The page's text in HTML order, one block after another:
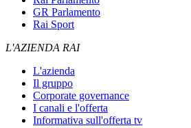
GR Parlamento
Rai Sport
L'AZIENDA RAI
L'azienda
Il gruppo
Corporate governance
I canali e l'offerta
Informativa sull'offerta tv